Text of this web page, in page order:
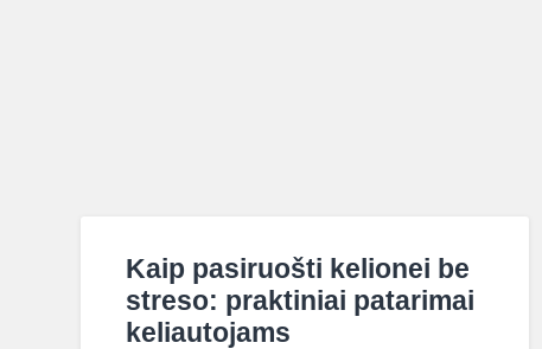
Kaip pasiruošti kelionei be
streso: praktiniai patarimai
keliautojams